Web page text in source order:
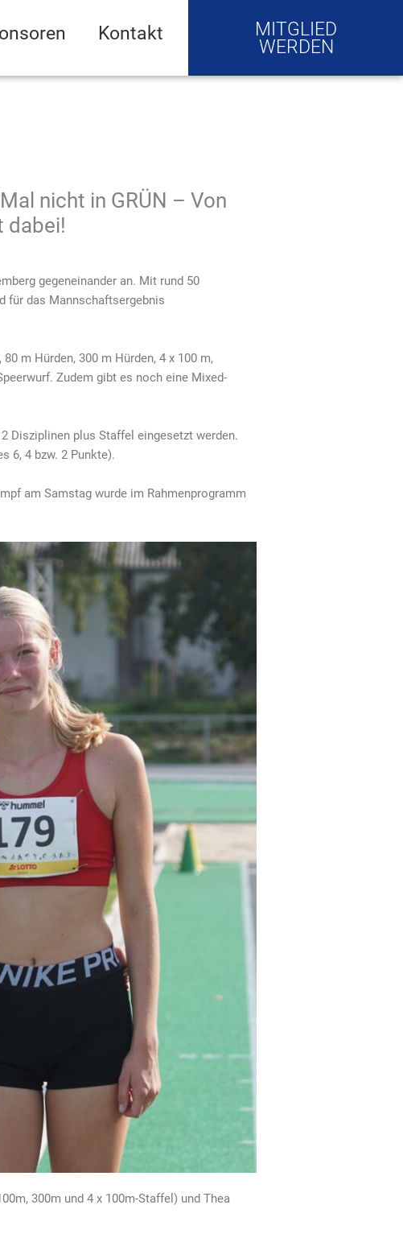
Kontakt
MITGLIED
WERDEN
nicht in GRÜN – Von
dabei!
gegeneinander an. Mit rund 50
für das Mannschaftsergebnis
m Hürden, 300 m Hürden, 4 x 100 m,
Zudem gibt es noch eine Mixed-
Disziplinen plus Staffel eingesetzt werden.
6, 4 bzw. 2 Punkte).
am Samstag wurde im Rahmenprogramm
300m und 4 x 100m-Staffel) und Thea